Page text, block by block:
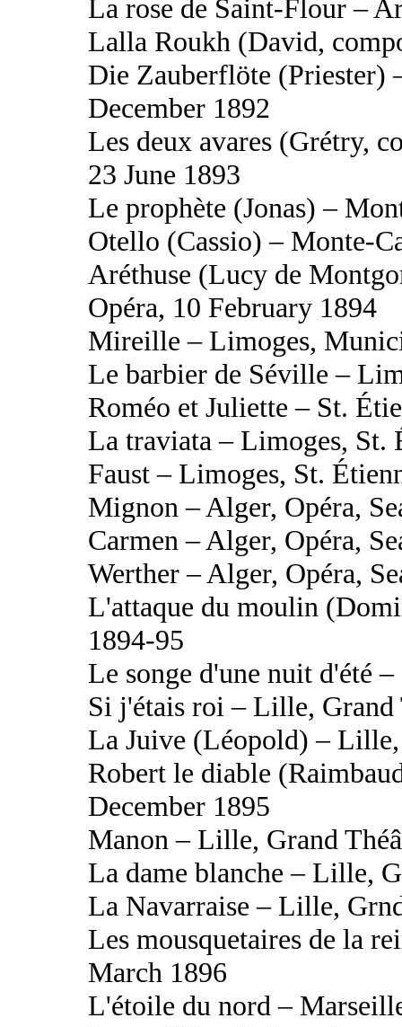
La rose de Saint-Flour –
Lalla Roukh (David,
Die Zauberflöte (Priester)
December 1892
Les deux avares (Grétry,
23 June 1893
Le prophète (Jonas) –
Otello (Cassio) – Monte-
Aréthuse (Lucy de
Opéra, 10 February 1894
Mireille – Limoges,
Le barbier de Séville –
Roméo et Juliette – St.
La traviata – Limoges, St.
Faust – Limoges, St.
Mignon – Alger, Opéra,
Carmen – Alger, Opéra,
Werther – Alger, Opéra,
L'attaque du moulin
1894-95
Le songe d'une nuit d'été
Si j'étais roi – Lille, Grand
La Juive (Léopold) –
Robert le diable
December 1895
Manon – Lille, Grand
La dame blanche – Lille,
La Navarraise – Lille,
Les mousquetaires de la
March 1896
L'étoile du nord –